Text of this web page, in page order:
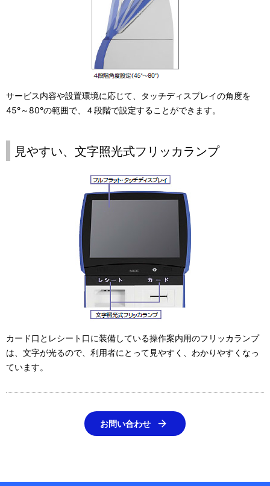
サービス内容や設置環境に応じて、タッチディスプレイの角度を
45°～80°の範囲で、４段階で設定することができます。
見やすい、文字照光式フリッカランプ
カード口とレシート口に装備している操作案内用のフリッカランプ
は、文字が光るので、利用者にとって見やすく、わかりやすくなっ
ています。
お問い合わせ